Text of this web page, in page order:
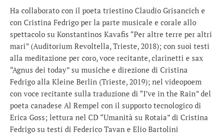
Ha collaborato con il poeta triestino Claudio Grisancich e
con Cristina Fedrigo per la parte musicale e corale allo
spettacolo su Konstantinos Kavafis “Per altre terre per altri
mari” (Auditorium Revoltella, Trieste, 2018); con suoi testi
alla meditazione per coro, voce recitante, clarinetti e sax
“Agnus dei today” su musiche e direzione di Cristina
Fedrigo alla Kleine Berlin (Trieste, 2019); nel videopoem
con voce recitante sulla traduzione di “I’ve in the Rain” del
poeta canadese Al Rempel con il supporto tecnologico di
Erica Goss; lettura nel CD “Umanità su Rotaia” di Cristina
Fedrigo su testi di Federico Tavan e Elio Bartolini